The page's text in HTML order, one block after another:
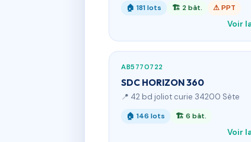
🏠 181 lots 🏗 2 bât. ⚠ PPT
Voir
AB5770722
SDC HORIZON 360
📍 42 bd joliot curie 34200 Sète
🏠 146 lots 🏗 6 bât.
Voir